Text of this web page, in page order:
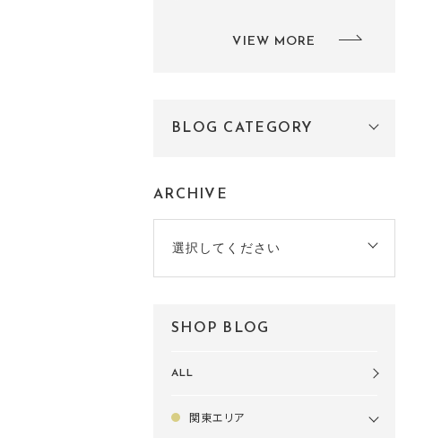
VIEW MORE
BLOG CATEGORY
ARCHIVE
選択してください
SHOP BLOG
ALL
関東エリア